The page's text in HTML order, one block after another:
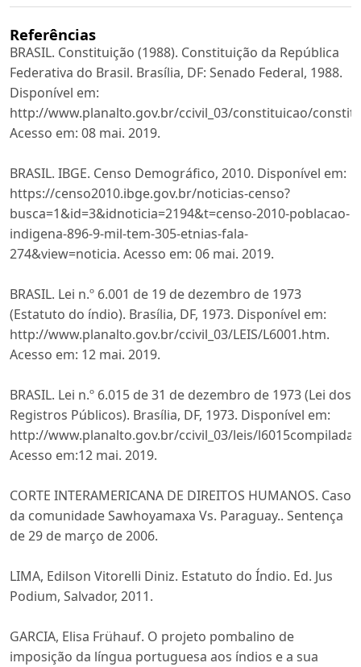
Referências
BRASIL. Constituição (1988). Constituição da República
Federativa do Brasil. Brasília, DF: Senado Federal, 1988.
Disponível em:
http://www.planalto.gov.br/ccivil_03/constituicao/
Acesso em: 08 mai. 2019.
BRASIL. IBGE. Censo Demográfico, 2010. Disponível em:
https://censo2010.ibge.gov.br/noticias-censo?
busca=1&id=3&idnoticia=2194&t=censo-2010-poblacao-
indigena-896-9-mil-tem-305-etnias-fala-
274&view=noticia. Acesso em: 06 mai. 2019.
BRASIL. Lei n.º 6.001 de 19 de dezembro de 1973
(Estatuto do índio). Brasília, DF, 1973. Disponível em:
http://www.planalto.gov.br/ccivil_03/LEIS/L6001.htm.
Acesso em: 12 mai. 2019.
BRASIL. Lei n.º 6.015 de 31 de dezembro de 1973 (Lei dos
Registros Públicos). Brasília, DF, 1973. Disponível em:
http://www.planalto.gov.br/ccivil_03/leis/
Acesso em:12 mai. 2019.
CORTE INTERAMERICANA DE DIREITOS HUMANOS. Caso
da comunidade Sawhoyamaxa Vs. Paraguay.. Sentença
de 29 de março de 2006.
LIMA, Edilson Vitorelli Diniz. Estatuto do Índio. Ed. Jus
Podium, Salvador, 2011.
GARCIA, Elisa Frühauf. O projeto pombalino de
imposição da língua portuguesa aos índios e a sua